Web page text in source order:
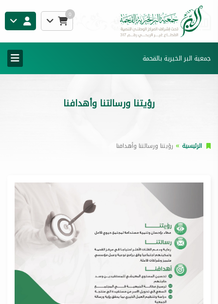
0
جمعية البر الخيرية بالقحمة
رؤيتنا ورسالتنا وأهدافنا
الرئيسية رؤيتنا ورسالتنا وأهدافنا